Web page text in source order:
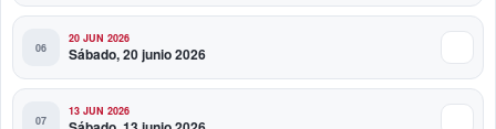
20 JUN 2026
Sábado, 20 junio 2026
13 JUN 2026